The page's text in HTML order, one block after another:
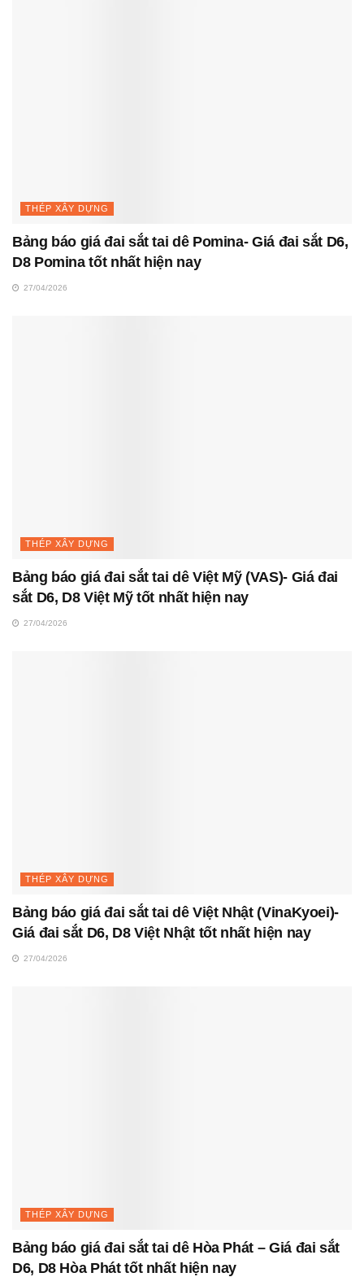
THÉP XÂY DỰNG
Bảng báo giá đai sắt tai dê Pomina- Giá đai sắt D6,
D8 Pomina tốt nhất hiện nay
27/04/2026
THÉP XÂY DỰNG
Bảng báo giá đai sắt tai dê Việt Mỹ (VAS)- Giá đai
sắt D6, D8 Việt Mỹ tốt nhất hiện nay
27/04/2026
THÉP XÂY DỰNG
Bảng báo giá đai sắt tai dê Việt Nhật (VinaKyoei)-
Giá đai sắt D6, D8 Việt Nhật tốt nhất hiện nay
27/04/2026
THÉP XÂY DỰNG
Bảng báo giá đai sắt tai dê Hòa Phát – Giá đai sắt
D6, D8 Hòa Phát tốt nhất hiện nay